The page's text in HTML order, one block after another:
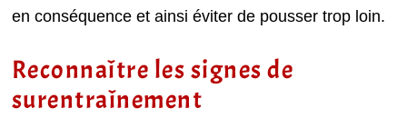
en conséquence et ainsi éviter de pousser trop loin.
Reconnaître les signes de
surentraînement